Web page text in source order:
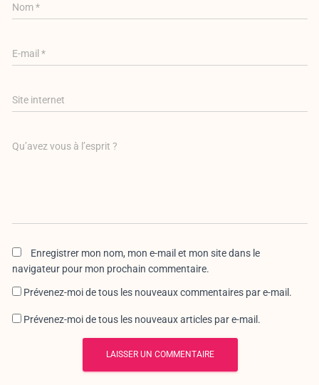
Nom*
E-mail*
Site internet
Qu’avez vous à l’esprit ?
Enregistrer mon nom, mon e-mail et mon site dans le
navigateur pour mon prochain commentaire.
Prévenez-moi de tous les nouveaux commentaires par e-mail.
Prévenez-moi de tous les nouveaux articles par e-mail.